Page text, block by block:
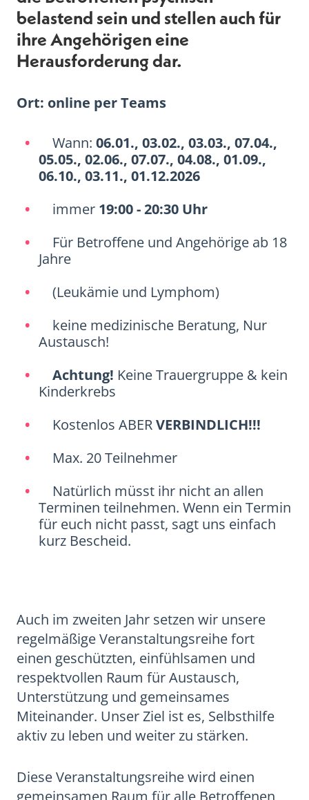
belastend sein und stellen auch für
ihre Angehörigen eine
Herausforderung dar.
Ort: online per Teams
Wann: 06.01., 03.02., 03.03., 07.04.,
05.05., 02.06., 07.07., 04.08., 01.09.,
06.10., 03.11., 01.12.2026
immer 19:00 - 20:30 Uhr
Für Betroffene und Angehörige ab 18
Jahre
(Leukämie und Lymphom)
keine medizinische Beratung, Nur
Austausch!
Achtung! Keine Trauergruppe & kein
Kinderkrebs
Kostenlos ABERVERBINDLICH!!!
Max. 20 Teilnehmer
Natürlich müsst ihr nicht an allen
Terminen teilnehmen. Wenn ein Termin
für euch nicht passt, sagt uns einfach
kurz Bescheid.
Auch im zweiten Jahr setzen wir unsere
regelmäßige Veranstaltungsreihe fort
einen geschützten, einfühlsamen und
respektvollen Raum für Austausch,
Unterstützung und gemeinsames
Miteinander. Unser Ziel ist es, Selbsthilfe
aktiv zu leben und weiter zu stärken.
Diese Veranstaltungsreihe wird einen